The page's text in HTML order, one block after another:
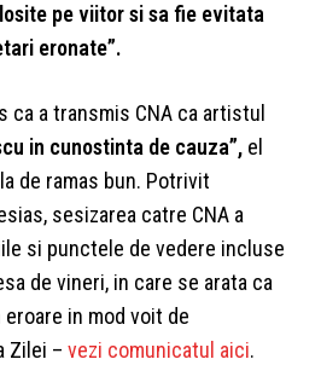
pe viitor si sa fie evitata
eronate”.
ca a transmis CNA ca artistul
in cunostinta de cauza”, el
de ramas bun. Potrivit
sesizarea catre CNA a
si punctele de vedere incluse
de vineri, in care se arata ca
in mod voit de
Zilei – vezi comunicatul aici.